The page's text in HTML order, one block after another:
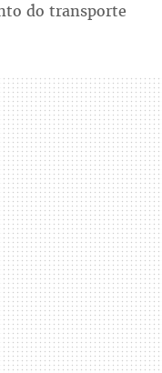
do transporte